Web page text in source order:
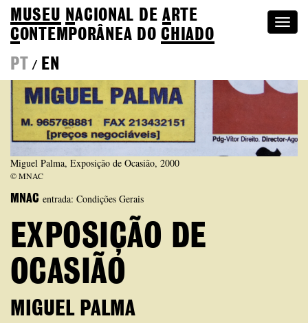
MUSEU NACIONAL DEA RTE
CONTEMPORÂNEA DOCHIADO
PT
/ EN
Miguel Palma, Exposição de Ocasião, 2000
© MNAC
MNAC entrada: Condições Gerais
EXPOSIÇÃO DE
OCASIÃO
MIGUEL PALMA